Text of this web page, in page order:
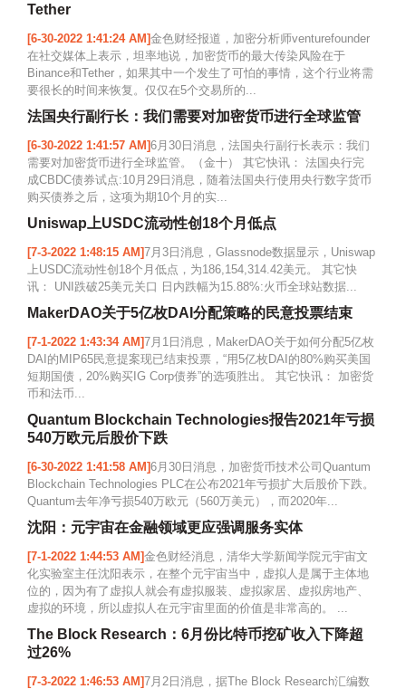
Tether
[6-30-2022 1:41:24 AM]金色财经报道，加密分析师venturefounder
在社交媒体上表示，坦率地说，加密货币的最大传染风险在于
Binance和Tether，如果其中一个发生了可怕的事情，这个行业将需
要很长的时间来恢复。仅仅在5个交易所的...
法国央行副行长：我们需要对加密货币进行全球监管
[6-30-2022 1:41:57 AM]6月30日消息，法国央行副行长表示：我们
需要对加密货币进行全球监管。（金十） 其它快讯： 法国央行完
成CBDC债券试点:10月29日消息，随着法国央行使用央行数字货币
购买债券之后，这项为期10个月的实...
Uniswap上USDC流动性创18个月低点
[7-3-2022 1:48:15 AM]7月3日消息，Glassnode数据显示，Uniswap
上USDC流动性创18个月低点，为186,154,314.42美元。 其它快
讯： UNI跌破25美元关口 日内跌幅为15.88%:火币全球站数据...
MakerDAO关于5亿枚DAI分配策略的民意投票结束
[7-1-2022 1:43:34 AM]7月1日消息，MakerDAO关于如何分配5亿枚
DAI的MIP65民意提案现已结束投票，“用5亿枚DAI的80%购买美国
短期国债，20%购买IG Corp债券”的选项胜出。 其它快讯： 加密货
币和法币...
Quantum Blockchain Technologies报告2021年亏损
540万欧元后股价下跌
[6-30-2022 1:41:58 AM]6月30日消息，加密货币技术公司Quantum
Blockchain Technologies PLC在公布2021年亏损扩大后股价下跌。
Quantum去年净亏损540万欧元（560万美元），而2020年...
沈阳：元宇宙在金融领域更应强调服务实体
[7-1-2022 1:44:53 AM]金色财经消息，清华大学新闻学院元宇宙文
化实验室主任沈阳表示，在整个元宇宙当中，虚拟人是属于主体地
位的，因为有了虚拟人就会有虚拟服装、虚拟家居、虚拟房地产、
虚拟的环境，所以虚拟人在元宇宙里面的价值是非常高的。 ...
The Block Research：6月份比特币挖矿收入下降超
过26%
[7-3-2022 1:46:53 AM]7月2日消息，据The Block Research汇编数